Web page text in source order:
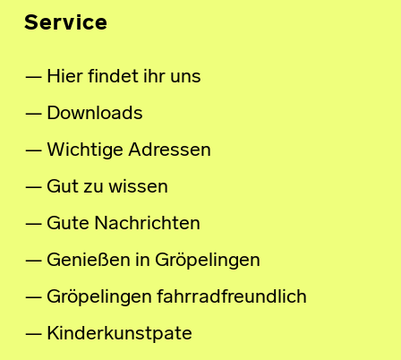
Service
Hier findet ihr uns
Downloads
Wichtige Adressen
Gut zu wissen
Gute Nachrichten
Genießen in Gröpelingen
Gröpelingen fahrradfreundlich
Kinderkunstpate